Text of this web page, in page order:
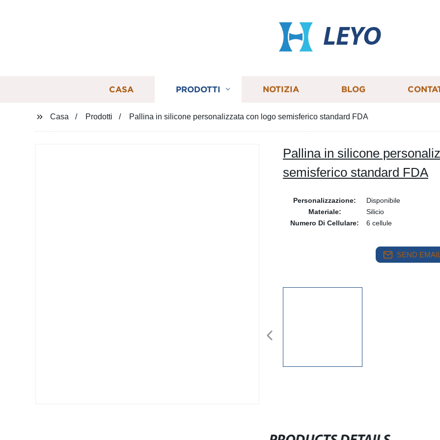
LEYO
CASA PRODOTTI NOTIZIA BLOG
Casa Prodotti Pallina in silicone personalizzata con logo semisferico standard FDA
Pallina in silicone
semisferico standard FDA
Personalizzazione:
Disponibile
Materiale:
Silicio
Numero Di Cellulare:
6 cellule
SEND